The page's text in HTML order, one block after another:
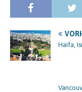
Haifa,